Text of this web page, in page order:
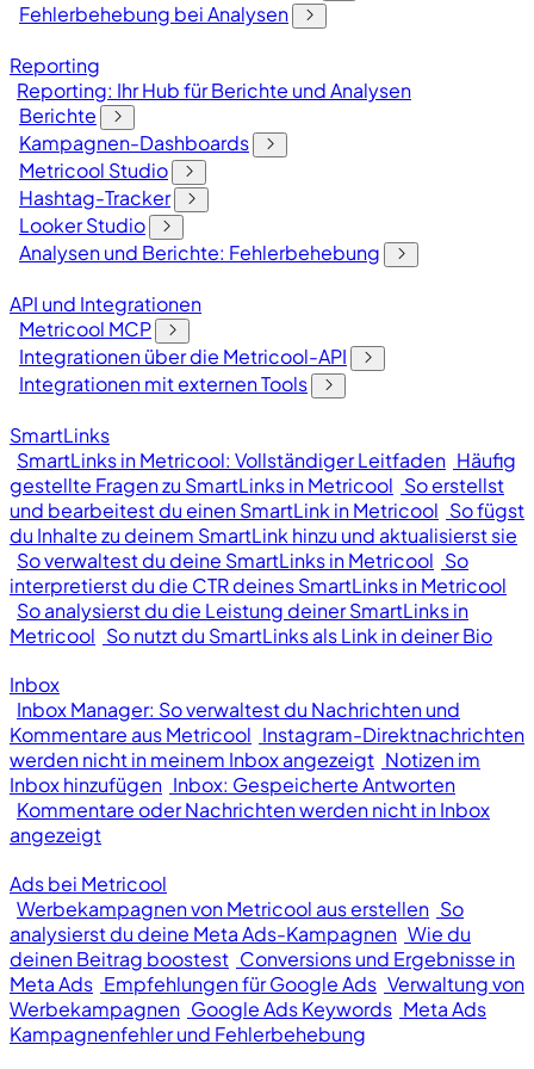
Fehlerbehebung bei Analysen
Reporting
Reporting: Ihr Hub für Berichte und Analysen
Berichte
Kampagnen-Dashboards
Metricool Studio
Hashtag-Tracker
Looker Studio
Analysen und Berichte: Fehlerbehebung
API und Integrationen
Metricool MCP
Integrationen über die Metricool-API
Integrationen mit externen Tools
SmartLinks
SmartLinks in Metricool: Vollständiger Leitfaden Häufig
gestellte Fragen zu SmartLinks in Metricool So erstellst
und bearbeitest du einen SmartLink in Metricool So fügst
du Inhalte zu deinem SmartLink hinzu und aktualisierst sie
So verwaltest du deine SmartLinks in Metricool So
interpretierst du die CTR deines SmartLinks in Metricool
So analysierst du die Leistung deiner SmartLinks in
Metricool So nutzt du SmartLinks als Link in deiner Bio
Inbox
Inbox Manager: So verwaltest du Nachrichten und
Kommentare aus Metricool Instagram-Direktnachrichten
werden nicht in meinem Inbox angezeigt Notizen im
Inbox hinzufügen Inbox: Gespeicherte Antworten
Kommentare oder Nachrichten werden nicht in Inbox
angezeigt
Ads bei Metricool
Werbekampagnen von Metricool aus erstellen So
analysierst du deine Meta Ads-Kampagnen Wie du
deinen Beitrag boostest Conversions und Ergebnisse in
Meta Ads Empfehlungen für Google Ads Verwaltung von
Werbekampagnen Google Ads Keywords Meta Ads
Kampagnenfehler und Fehlerbehebung